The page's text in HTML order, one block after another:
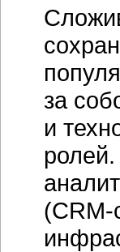
за
и